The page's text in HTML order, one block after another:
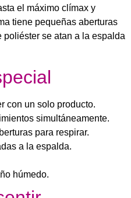
el máximo clímax y
tiene pequeñas aberturas
poliéster se atan a la espalda
con un solo producto.
simultáneamente.
para respirar.
a la espalda.
húmedo.